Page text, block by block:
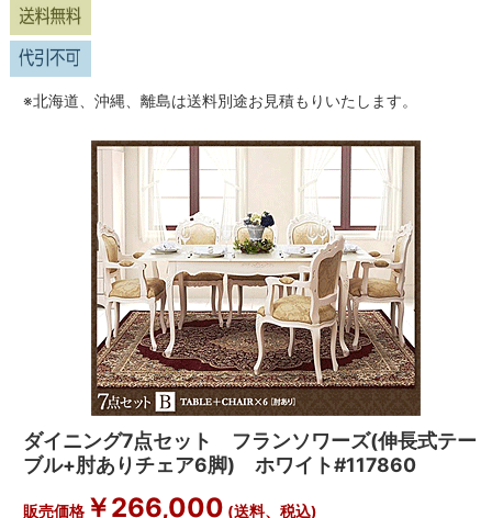
※北海道、沖縄、離島は送料別途お見積もりいたします。
ダイニング7点セット フランソワーズ(伸長式テー
ブル+肘ありチェア6脚) ホワイト#117860
販売価格￥266,000 (送料、税込)